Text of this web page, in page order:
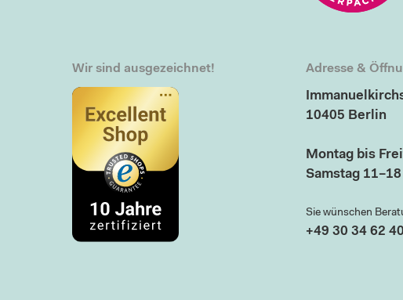
Wir sind ausgezeichnet! Adresse &
10405 Berlin
Montag bis
Samstag
Sie wünschen
+49 30 34 62